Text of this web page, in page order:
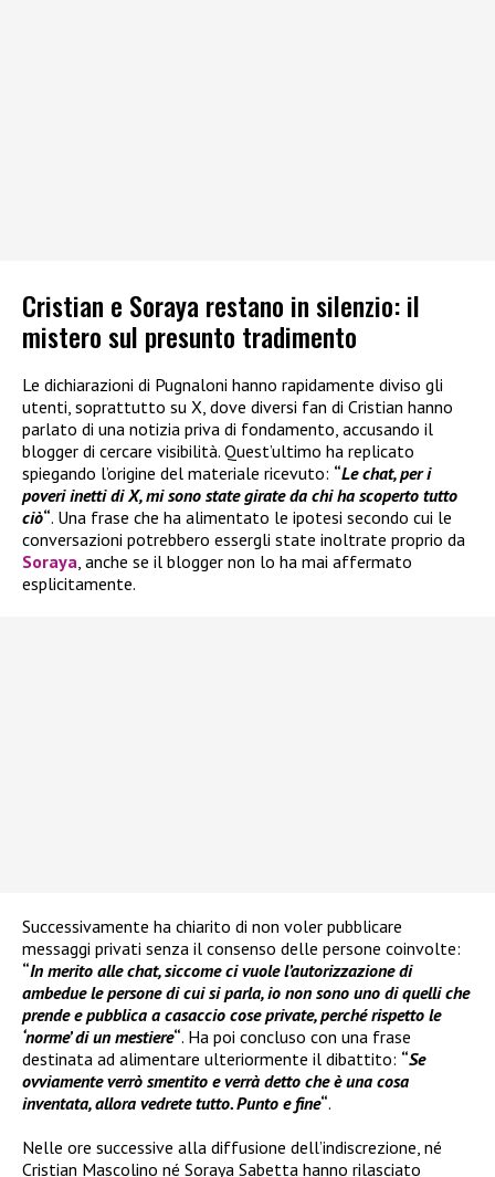
Cristian e Soraya restano in silenzio: il
mistero sul presunto tradimento
Le dichiarazioni di Pugnaloni hanno rapidamente diviso gli
utenti, soprattutto su X, dove diversi fan di Cristian hanno
parlato di una notizia priva di fondamento, accusando il
blogger di cercare visibilità. Quest’ultimo ha replicato
spiegando l’origine del materiale ricevuto: “Le chat, per i
poveri inetti di X, mi sono state girate da chi ha scoperto tutto
ciò“. Una frase che ha alimentato le ipotesi secondo cui le
conversazioni potrebbero essergli state inoltrate proprio da
Soraya , anche se il blogger non lo ha mai affermato
esplicitamente.
Successivamente ha chiarito di non voler pubblicare
messaggi privati senza il consenso delle persone coinvolte:
“In merito alle chat, siccome ci vuole l’autorizzazione di
ambedue le persone di cui si parla, io non sono uno di quelli che
prende e pubblica a casaccio cose private, perché rispetto le
‘norme’ di un mestiere“. Ha poi concluso con una frase
destinata ad alimentare ulteriormente il dibattito: “Se
ovviamente verrò smentito e verrà detto che è una cosa
inventata, allora vedrete tutto. Punto e fine“.
Nelle ore successive alla diffusione dell’indiscrezione, né
Cristian Mascolino né Soraya Sabetta hanno rilasciato